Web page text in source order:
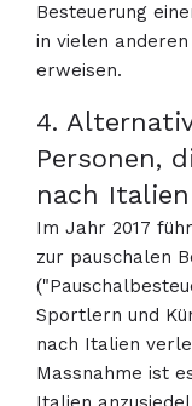
Besteuerung
in vielen
erweisen.
4.
Personen,
nach
Im Jahr 2017
zur pauschalen
Sportlern und
nach Italien
Massnahme ist